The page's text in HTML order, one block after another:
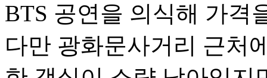
BTS 공연을 의식해 가격
다만 광화문사거리 근처